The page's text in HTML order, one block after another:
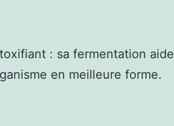
: sa fermentation
en meilleure forme.